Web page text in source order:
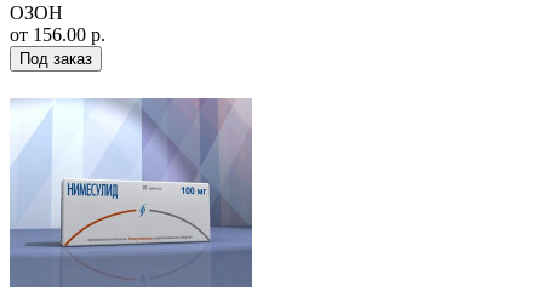
ОЗОН
от 156.00 р.
Под заказ